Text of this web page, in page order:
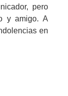
pero
y amigo. A
en